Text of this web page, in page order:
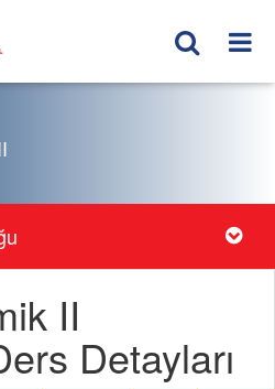
II
Detayları